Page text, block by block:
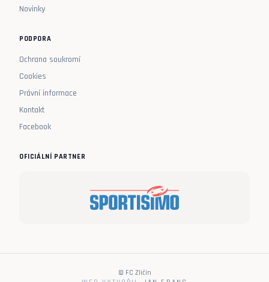
Novinky
PODPORA
Ochrana soukromí
Cookies
Právní informace
Kontakt
Facebook
OFICIÁLNÍ PARTNER
© FC Zličín